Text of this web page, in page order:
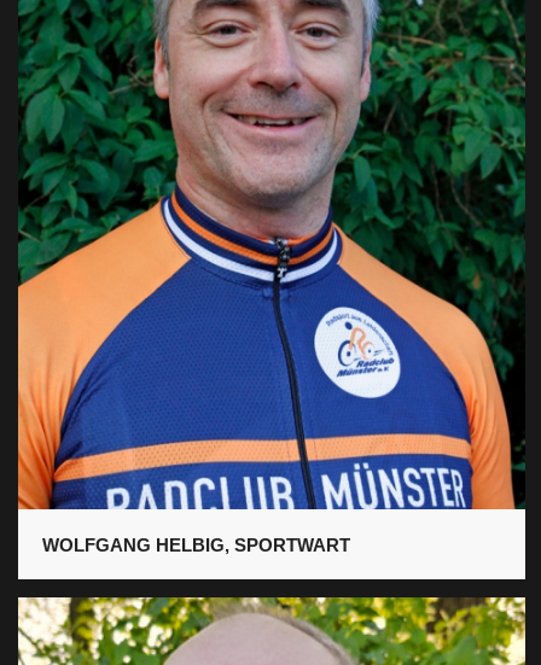
WOLFGANG HELBIG, SPORTWART